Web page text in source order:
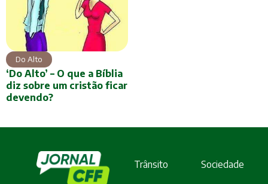
Do Alto
‘Do Alto’ – O que a Bíblia
diz sobre um cristão ficar
devendo?
Trânsito Sociedade